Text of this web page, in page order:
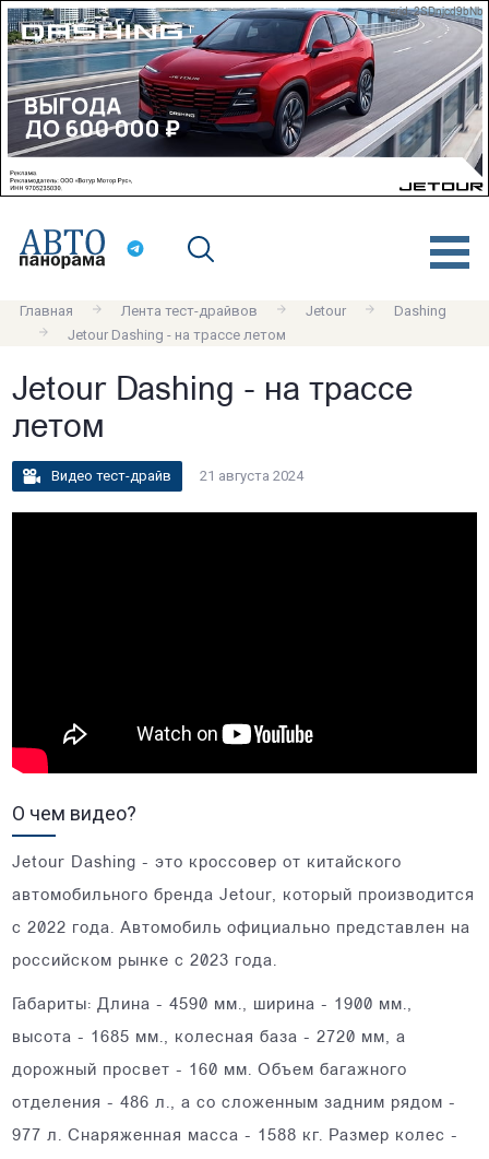
erid: 2SDnjcd9bNb
Главная Лента тест-драйвов Jetour
Dashing
Jetour Dashing - на трассе летом
Jetour Dashing - на трассе
летом
Видео тест-драйв 21 августа 2024
О чем видео?
Jetour Dashing - это кроссовер от китайского
автомобильного бренда Jetour, который производится
с 2022 года. Автомобиль официально представлен на
российском рынке с 2023 года.
Габариты: Длина - 4590 мм., ширина - 1900 мм.,
высота - 1685 мм., колесная база - 2720 мм, а
дорожный просвет - 160 мм. Объем багажного
отделения - 486 л., а со сложенным задним рядом -
977 л. Снаряженная масса - 1588 кг. Размер колес -